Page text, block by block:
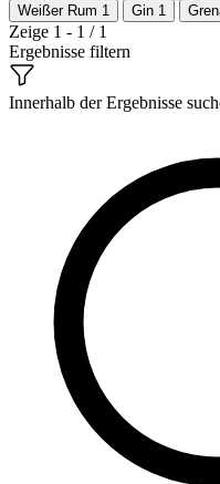
Weißer Rum 1 Gin 1
Zeige 1 - 1 / 1
Ergebnisse filtern
Innerhalb der Ergebnisse